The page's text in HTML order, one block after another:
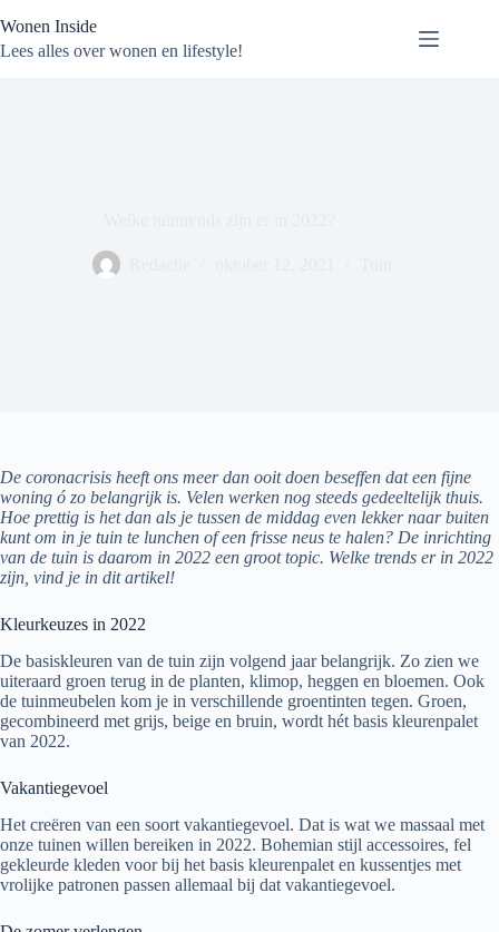
naar
de
Wonen Inside
Lees alles over wonen en lifestyle!
De coronacrisis heeft ons meer dan ooit doen beseffen dat een fijne
woning ó zo belangrijk is. Velen werken nog steeds gedeeltelijk thuis.
Hoe prettig is het dan als je tussen de middag even lekker naar buiten
kunt om in je tuin te lunchen of een frisse neus te halen? De inrichting
van de tuin is daarom in 2022 een groot topic. Welke trends er in 2022
zijn, vind je in dit artikel!
Kleurkeuzes in 2022
De basiskleuren van de tuin zijn volgend jaar belangrijk. Zo zien we
uiteraard groen terug in de planten, klimop, heggen en bloemen. Ook
de tuinmeubelen kom je in verschillende groentinten tegen. Groen,
gecombineerd met grijs, beige en bruin, wordt hét basis kleurenpalet
van 2022.
Vakantiegevoel
Het creëren van een soort vakantiegevoel. Dat is wat we massaal met
onze tuinen willen bereiken in 2022. Bohemian stijl accessoires, fel
gekleurde kleden voor bij het basis kleurenpalet en kussentjes met
vrolijke patronen passen allemaal bij dat vakantiegevoel.